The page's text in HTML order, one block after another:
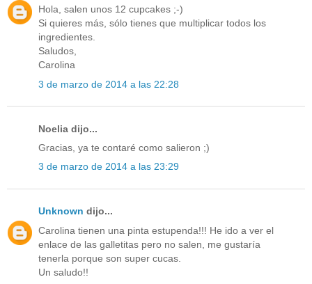
Hola, salen unos 12 cupcakes ;-)
Si quieres más, sólo tienes que multiplicar todos los
ingredientes.
Saludos,
Carolina
3 de marzo de 2014 a las 22:28
Noelia dijo...
Gracias, ya te contaré como salieron ;)
3 de marzo de 2014 a las 23:29
Unknown dijo...
Carolina tienen una pinta estupenda!!! He ido a ver el
enlace de las galletitas pero no salen, me gustaría
tenerla porque son super cucas.
Un saludo!!